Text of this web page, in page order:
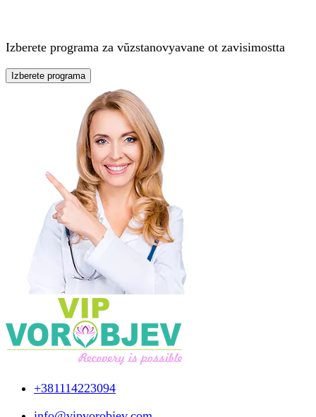
Izberete programa za vŭzstanovyavane ot zavisimostta
Izberete programa
+381114223094